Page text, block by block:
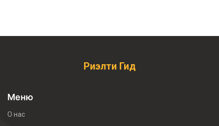
Риэлти Гид
Меню
О нас